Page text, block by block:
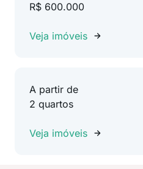
R$ 600.000
Veja imóveis
A partir de
2 quartos
Veja imóveis